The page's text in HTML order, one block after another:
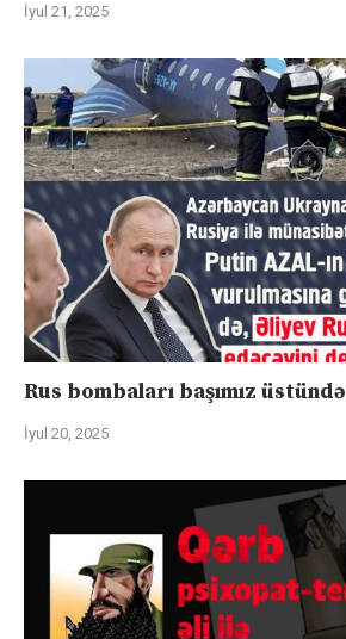
İyul 21, 2025
Rus bombaları başımız üstündə
İyul 20, 2025